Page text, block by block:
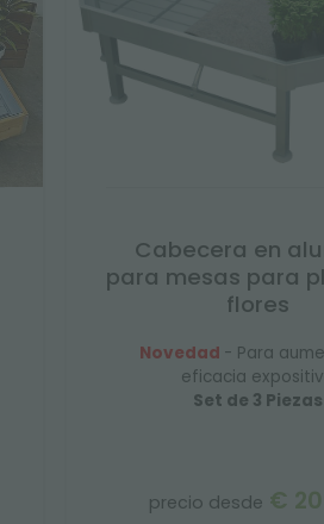
Cabecera en
para mesas para
flores
Novedad - Para
eficacia
Set de 3 Piezas
precio desde €